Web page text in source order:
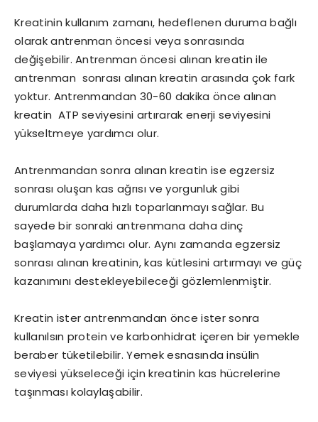
Kreatinin kullanım zamanı, hedeflenen duruma bağlı
olarak antrenman öncesi veya sonrasında
değişebilir. Antrenman öncesi alınan kreatin ile
antrenman sonrası alınan kreatin arasında çok fark
yoktur. Antrenmandan 30-60 dakika önce alınan
kreatin ATP seviyesini artırarak enerji seviyesini
yükseltmeye yardımcı olur.
Antrenmandan sonra alınan kreatin ise egzersiz
sonrası oluşan kas ağrısı ve yorgunluk gibi
durumlarda daha hızlı toparlanmayı sağlar. Bu
sayede bir sonraki antrenmana daha dinç
başlamaya yardımcı olur. Aynı zamanda egzersiz
sonrası alınan kreatinin, kas kütlesini artırmayı ve güç
kazanımını destekleyebileceği gözlemlenmiştir.
Kreatin ister antrenmandan önce ister sonra
kullanılsın protein ve karbonhidrat içeren bir yemekle
beraber tüketilebilir. Yemek esnasında insülin
seviyesi yükseleceği için kreatinin kas hücrelerine
taşınması kolaylaşabilir.